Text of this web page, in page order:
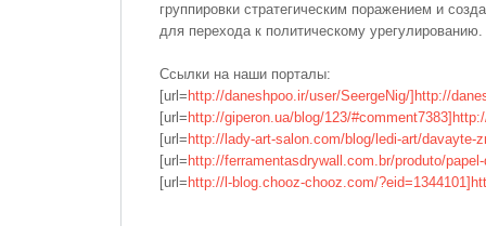
группировки стратегическим поражением и
для перехода к политическому урегулированию.
Ссылки на наши порталы:
[url= http://daneshpoo.ir/user/SeergeNig/]http://
[url= http://giperon.ua/blog/123/
[url= http://lady-art-salon.com/blog/ledi-art/davayte-
[url= http://ferramentasdrywall.com.br/produto/
[url= http://l-blog.chooz-chooz.com/